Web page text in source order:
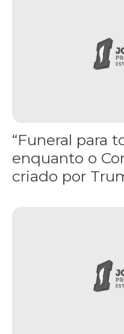
“Funeral para
enquanto o
criado por